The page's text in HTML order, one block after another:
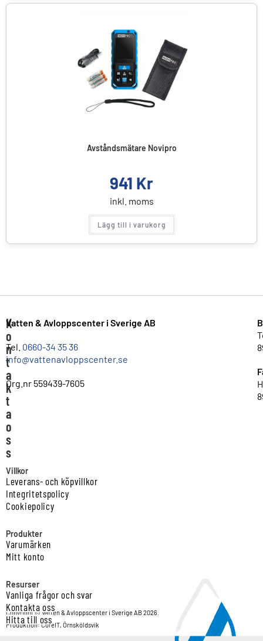
Avståndsmätare Novipro
941 Kr
inkl. moms
Lägg till i varukorg
K
o
n
t
a
k
t
a
o
s
s
Vatten & Avloppscenter i Sverige AB
Tel. 0660-34 35 36
info@vattenavloppscenter.se
Org.nr 559439-7605
Villkor
Leverans- och köpvillkor
Integritetspolicy
Cookiepolicy
Produkter
Varumärken
Mitt konto
Resurser
Vanliga frågor och svar
Kontakta oss
Hitta till oss
Copyright © Vatten & Avloppscenter i Sverige AB 2026.
Produktion: CoreIT, Örnsköldsvik